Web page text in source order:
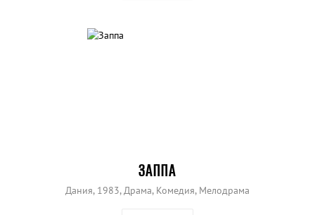
ЗАППА
Дания, 1983, Драма, Комедия, Мелодрама